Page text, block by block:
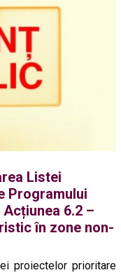
Listei
Programului
6.2 –
în zone non-
proiectelor prioritare